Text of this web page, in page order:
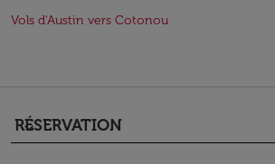
Vols d'Austin vers Cotonou
RÉSERVATION
keyboard_arrow_down